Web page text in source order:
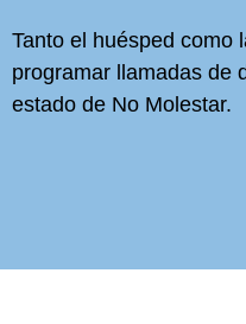
Tanto el huésped como
programar llamadas de
estado de No Molestar.